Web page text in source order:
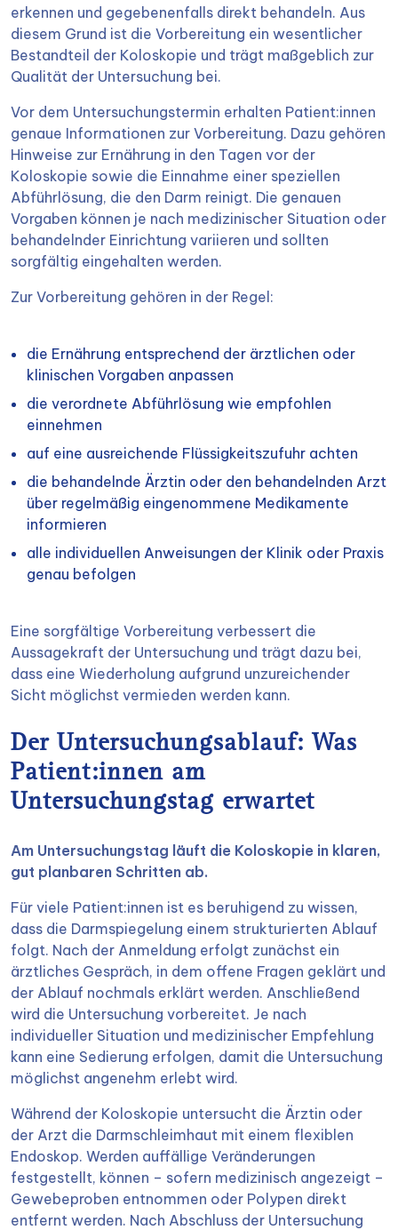
erkennen und gegebenenfalls direkt behandeln. Aus
diesem Grund ist die Vorbereitung ein wesentlicher
Bestandteil der Koloskopie und trägt maßgeblich zur
Qualität der Untersuchung bei.
Vor dem Untersuchungstermin erhalten Patient:innen
genaue Informationen zur Vorbereitung. Dazu gehören
Hinweise zur Ernährung in den Tagen vor der
Koloskopie sowie die Einnahme einer speziellen
Abführlösung, die den Darm reinigt. Die genauen
Vorgaben können je nach medizinischer Situation oder
behandelnder Einrichtung variieren und sollten
sorgfältig eingehalten werden.
Zur Vorbereitung gehören in der Regel:
die Ernährung entsprechend der ärztlichen oder
klinischen Vorgaben anpassen
die verordnete Abführlösung wie empfohlen
einnehmen
auf eine ausreichende Flüssigkeitszufuhr achten
die behandelnde Ärztin oder den behandelnden Arzt
über regelmäßig eingenommene Medikamente
informieren
alle individuellen Anweisungen der Klinik oder Praxis
genau befolgen
Eine sorgfältige Vorbereitung verbessert die
Aussagekraft der Untersuchung und trägt dazu bei,
dass eine Wiederholung aufgrund unzureichender
Sicht möglichst vermieden werden kann.
Der Untersuchungsablauf: Was
Patient:innen am
Untersuchungstag erwartet
Am Untersuchungstag läuft die Koloskopie in klaren,
gut planbaren Schritten ab.
Für viele Patient:innen ist es beruhigend zu wissen,
dass die Darmspiegelung einem strukturierten Ablauf
folgt. Nach der Anmeldung erfolgt zunächst ein
ärztliches Gespräch, in dem offene Fragen geklärt und
der Ablauf nochmals erklärt werden. Anschließend
wird die Untersuchung vorbereitet. Je nach
individueller Situation und medizinischer Empfehlung
kann eine Sedierung erfolgen, damit die Untersuchung
möglichst angenehm erlebt wird.
Während der Koloskopie untersucht die Ärztin oder
der Arzt die Darmschleimhaut mit einem flexiblen
Endoskop. Werden auffällige Veränderungen
festgestellt, können – sofern medizinisch angezeigt –
Gewebeproben entnommen oder Polypen direkt
entfernt werden. Nach Abschluss der Untersuchung